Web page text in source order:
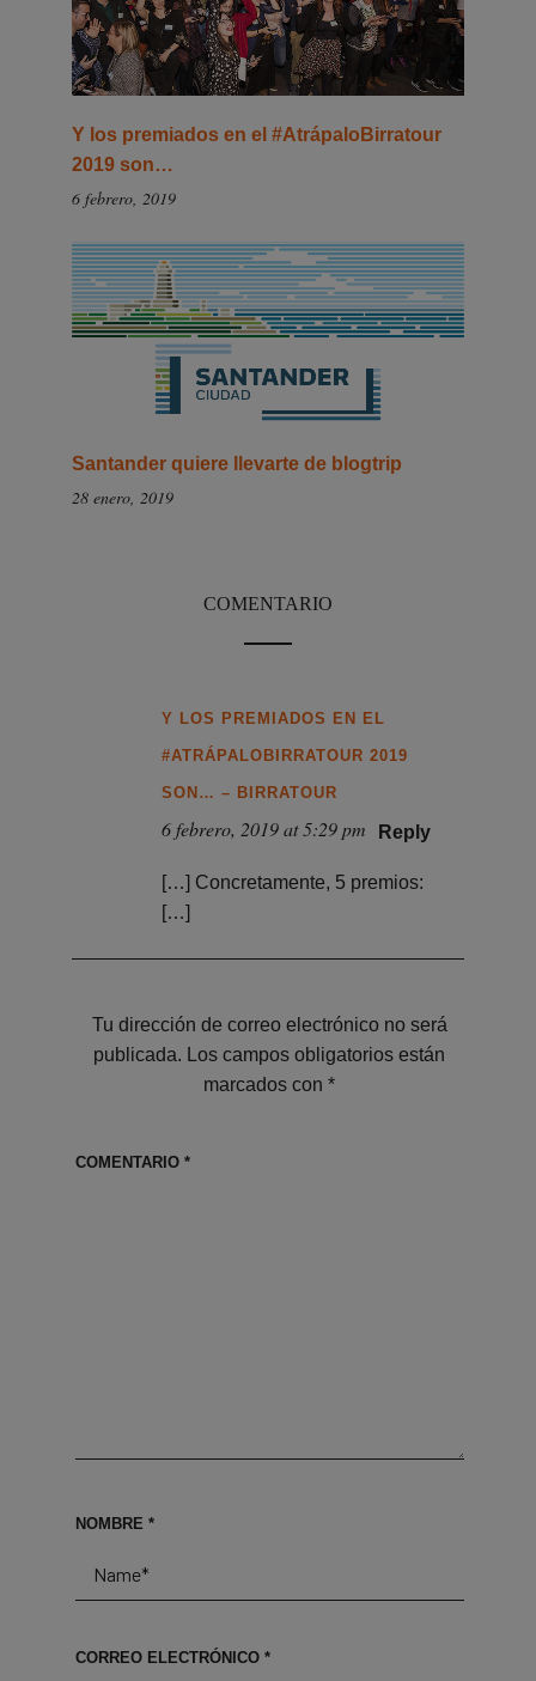
Y los premiados en el #AtrápaloBirratour
2019 son…
6 febrero, 2019
Santander quiere llevarte de blogtrip
28 enero, 2019
COMENTARIO
Y LOS PREMIADOS EN EL
#ATRÁPALOBIRRATOUR 2019
SON… – BIRRATOUR
6 febrero, 2019 at 5:29 pm Reply
[…] Concretamente, 5 premios:
[…]
Tu dirección de correo electrónico no será
publicada. Los campos obligatorios están
marcados con*
COMENTARIO *
NOMBRE *
CORREO ELECTRÓNICO *